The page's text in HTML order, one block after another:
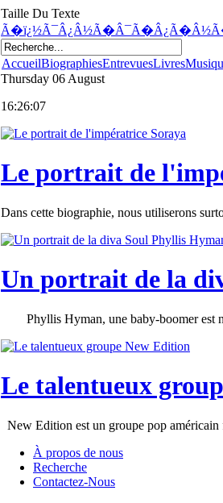
Taille Du Texte
AccueilBiographiesEntrevuesLivres
Thursday 06 August
16:26:07
Le portrait de
Dans cette biographie, nous utiliserons
Un portrait de la
Phyllis Hyman, une baby-boomer est
Le talentueux
New Edition est un groupe pop américain
À propos de nous
Recherche
Contactez-Nous